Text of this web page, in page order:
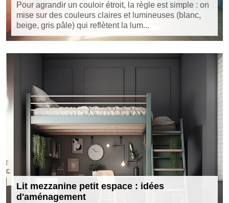
Pour agrandir un couloir étroit, la règle est simple : on
mise sur des couleurs claires et lumineuses (blanc,
beige, gris pâle) qui reflètent la lum...
Lit mezzanine petit espace : idées
d'aménagement